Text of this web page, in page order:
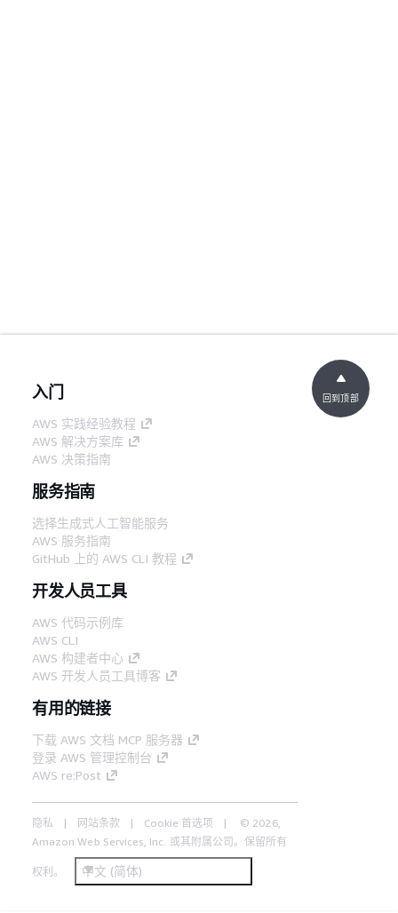
入门
AWS 实践经验教程
AWS 解决方案库
AWS 决策指南
服务指南
选择生成式人工智能服务
AWS 服务指南
GitHub 上的 AWS CLI 教程
开发人员工具
AWS 代码示例库
AWS CLI
AWS 构建者中心
AWS 开发人员工具博客
有用的链接
下载 AWS 文档 MCP 服务器
登录 AWS 管理控制台
AWS re:Post
隐私 网站条款 Cookie 首选项
© 2026,
Amazon Web Services, Inc. 或其附属公司。保留所有
权利。 中文 (简体)
回到顶部